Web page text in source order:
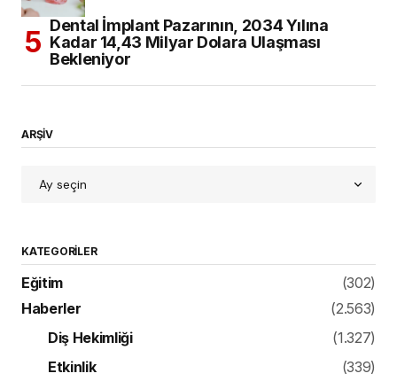
Dental İmplant Pazarının, 2034 Yılına
Kadar 14,43 Milyar Dolara Ulaşması
Bekleniyor
ARŞİV
KATEGORILER
Eğitim
(302)
Haberler
(2.563)
Diş Hekimliği
(1.327)
Etkinlik
(339)